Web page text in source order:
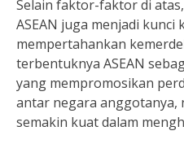
Selain faktor-faktor di
ASEAN juga menjadi kunci
mempertahankan
terbentuknya ASEAN
yang mempromosikan
antar negara anggotanya,
semakin kuat dalam